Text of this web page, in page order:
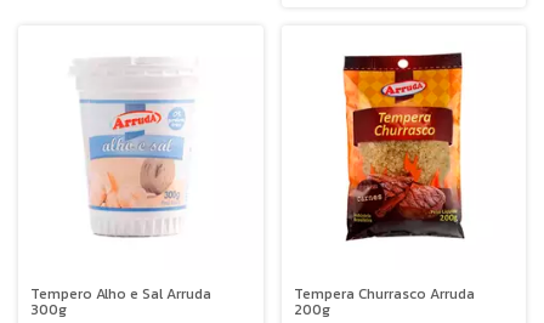
Tempero Alho e Sal Arruda
300g
Tempera Churrasco Arruda
200g